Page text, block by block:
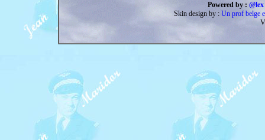
Powered by :
Skin design by : Un prof belge